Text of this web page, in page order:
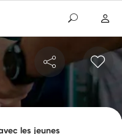
les jeunes